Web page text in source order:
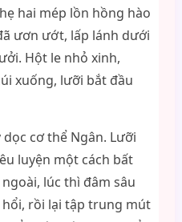
hai mép lồn hồng hào
ươn ướt, lấp lánh dưới
Hột le nhỏ xinh,
xuống, lưỡi bắt đầu
cơ thể Ngân. Lưỡi
luyện một cách bất
lúc thì đâm sâu
rồi lại tập trung mút